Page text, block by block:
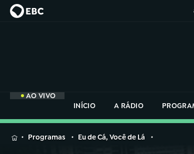
AO VIVO
INÍCIO
A RÁDIO
MENUProgramas Eu de Cá, Você de Lá